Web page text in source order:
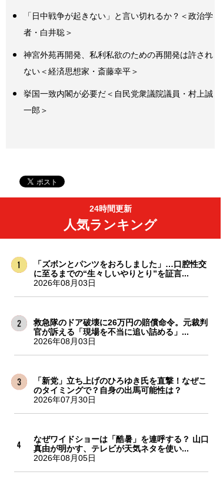
「日中戦争が起きない」と言い切れるか？＜政治学
者・白井聡＞
神宮外苑再開発、私利私欲のための再開発は許され
ない＜経済思想家・斎藤幸平＞
挙国一致内閣が必要だ＜自民党衆議院議員・村上誠
一郎＞
24時間更新
人気ランキング
「ズボンとパンツをおろしました」…口腔性交
に至るまでの“生々しいやりとり”を証言...
2026年08月03日
救急隊のドア破壊に26万円の賠償命令。元裁判
官が訴える「現場を不当に追い詰める」...
2026年08月03日
「新党」立ち上げのひろゆき氏を直撃！なぜこ
のタイミングで？自身の出馬可能性は？
2026年07月30日
なぜワイドショーは「酷暑」を連呼する？ 山口
真由が明かす、テレビが天気ネタを使い...
2026年08月05日